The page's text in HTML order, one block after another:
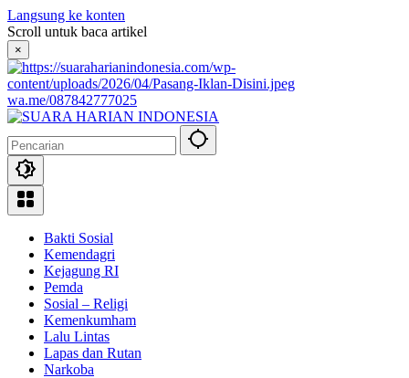
Langsung ke konten
Scroll untuk baca artikel
×
wa.me/087842777025
Bakti Sosial
Kemendagri
Kejagung RI
Pemda
Sosial – Religi
Kemenkumham
Lalu Lintas
Lapas dan Rutan
Narkoba